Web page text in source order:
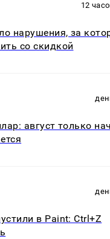
12
нарушения, за
со скидкой
август только
в Paint: Ctrl+Z